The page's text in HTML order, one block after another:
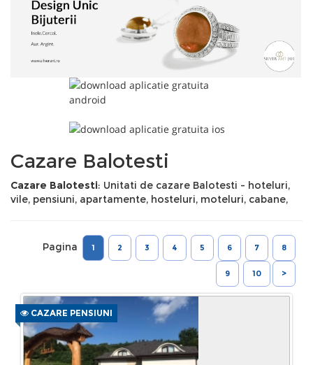
Cazare Balotesti
Cazare Balotesti: Unitati de cazare Balotesti - hoteluri,
vile, pensiuni, apartamente, hosteluri, moteluri, cabane,
Pagina 1 2 3 4 5 6 7 8
9 10 >
CAZARE PENSIUNI